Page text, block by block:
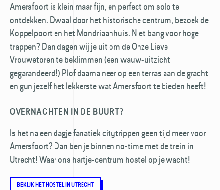
Amersfoort is klein maar fijn, en perfect om solo te
ontdekken. Dwaal door het historische centrum, bezoek de
Koppelpoort en het Mondriaanhuis. Niet bang voor hoge
trappen? Dan dagen wij je uit om de Onze Lieve
Vrouwetoren te beklimmen (een wauw-uitzicht
gegarandeerd!) Plof daarna neer op een terras aan de gracht
en gun jezelf het lekkerste wat Amersfoort te bieden heeft!
OVERNACHTEN IN DE BUURT?
Is het na een dagje fanatiek citytrippen geen tijd meer voor
Amersfoort? Dan ben je binnen no-time met de trein in
Utrecht! Waar ons hartje-centrum hostel op je wacht!
BEKIJK HET HOSTEL IN UTRECHT